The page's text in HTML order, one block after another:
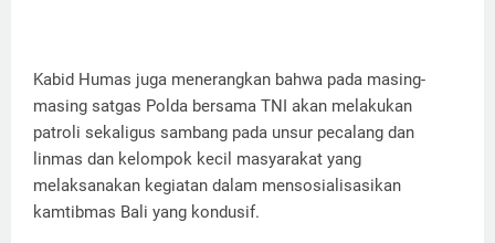
Kabid Humas juga menerangkan bahwa pada masing-
masing satgas Polda bersama TNI akan melakukan
patroli sekaligus sambang pada unsur pecalang dan
linmas dan kelompok kecil masyarakat yang
melaksanakan kegiatan dalam mensosialisasikan
kamtibmas Bali yang kondusif.